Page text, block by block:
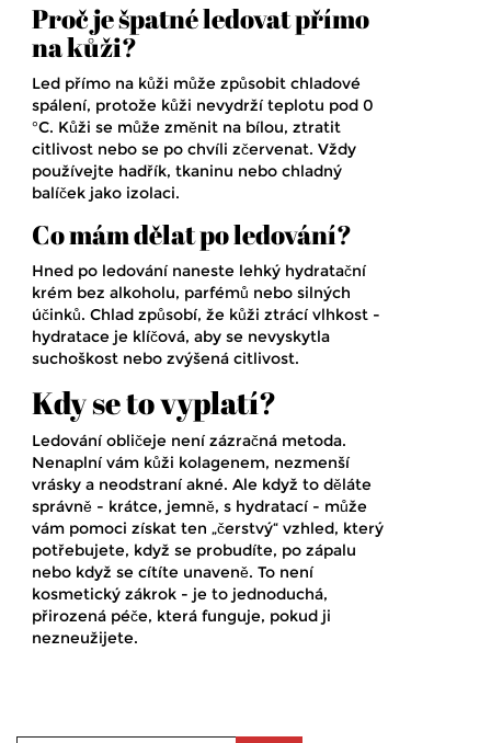
Proč je špatné ledovat přímo
na kůži?
Led přímo na kůži může způsobit chladové
spálení, protože kůži nevydrží teplotu pod 0
°C. Kůži se může změnit na bílou, ztratit
citlivost nebo se po chvíli zčervenat. Vždy
používejte hadřík, tkaninu nebo chladný
balíček jako izolaci.
Co mám dělat po ledování?
Hned po ledování naneste lehký hydratační
krém bez alkoholu, parfémů nebo silných
účinků. Chlad způsobí, že kůži ztrácí vlhkost -
hydratace je klíčová, aby se nevyskytla
suchoškost nebo zvýšená citlivost.
Kdy se to vyplatí?
Ledování obličeje není zázračná metoda.
Nenaplní vám kůži kolagenem, nezmenší
vrásky a neodstraní akné. Ale když to děláte
správně - krátce, jemně, s hydratací - může
vám pomoci získat ten „čerstvý“ vzhled, který
potřebujete, když se probudíte, po zápalu
nebo když se cítíte unaveně. To není
kosmetický zákrok - je to jednoduchá,
přirozená péče, která funguje, pokud ji
nezneužijete.